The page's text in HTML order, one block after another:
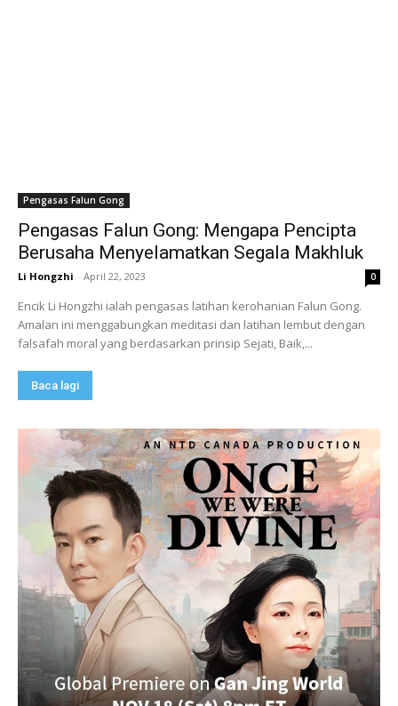
Pengasas Falun Gong
Pengasas Falun Gong: Mengapa Pencipta
Berusaha Menyelamatkan Segala Makhluk
Li Hongzhi - April 22, 2023 0
Encik Li Hongzhi ialah pengasas latihan kerohanian Falun Gong.
Amalan ini menggabungkan meditasi dan latihan lembut dengan
falsafah moral yang berdasarkan prinsip Sejati, Baik,...
Baca lagi